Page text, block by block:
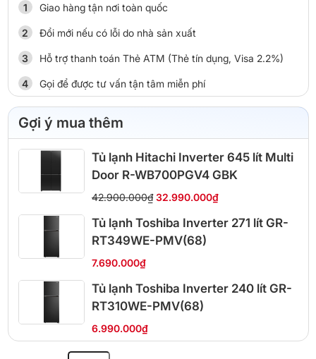
Giao hàng tận nơi toàn quốc
Đổi mới nếu có lỗi do nhà sản xuất
Hỗ trợ thanh toán Thẻ ATM (Thẻ tín dụng, Visa 2.2%)
Gọi để được tư vấn tận tâm miễn phí
Gợi ý mua thêm
Tủ lạnh Hitachi Inverter 645 lít Multi
Door R-WB700PGV4 GBK
42.900.000₫ 32.990.000₫
Tủ lạnh Toshiba Inverter 271 lít GR-
RT349WE-PMV(68)
7.690.000₫
Tủ lạnh Toshiba Inverter 240 lít GR-
RT310WE-PMV(68)
6.990.000₫